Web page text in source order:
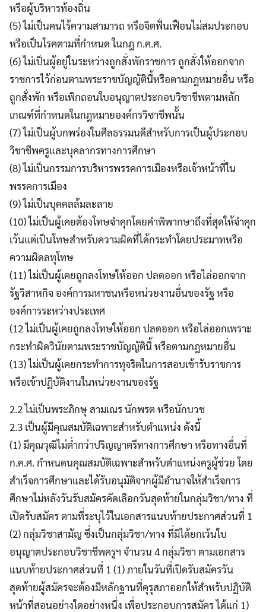
หรือผู้บริหารท้องถิ่น
(5) ไม่เป็นคนไร้ความสามารถ หรือจิตฟั่นเฟือนไม่สมประกอบ
หรือเป็นโรคตามที่กำหนด ในกฎ ก.ค.ศ.
(6) ไม่เป็นผู้อยู่ในระหว่างถูกสั่งพักราชการ ถูกสั่งให้ออกจาก
ราชการไว้ก่อนตามพระราชบัญญัตินี้หรือตามกฎหมายอื่น หรือ
ถูกสั่งพัก หรือเพิกถอนใบอนุญาตประกอบวิชาชีพตามหลัก
เกณฑ์ที่กำหนดในกฎหมายองค์กรวิซาชีพนั้น
(7) ไม่เป็นผู้บกพร่องในศีลธรรมนดีสำหรับการเป็นผู้ประกอบ
วิชาชีพครูและบุคลากรทางการศึกษา
(8) ไม่เป็นกรรมการบริหารพรรคการเมืองหรือเจ้าหน้าที่ใน
พรรคการเมือง
(9) ไม่เป็นบุคคลล้มละลาย
(10) ไม่เป็นผู้เคยต้องโทษจำคุกโดยคำพิพากษาถึงที่สุดให้จำคุก
เว้นแต่เป็นโทษสำหรับความผิดที่ได้กระทำโดยประมาทหรือ
ความผิดลทุโทษ
(11) ไม่เป็นผู้เคยถูกลงโทษให้ออก ปลดออก หรือไล่ออกจาก
รัฐวิสาหกิจ องค์การมหาชนหรือหน่วยงานอื่นของรัฐ หรือ
องค์การระหว่างประเทศ
(12 ไม่เป็นผู้เคยถูกลงโทษให้ออก ปลดออก หรือไล่ออกเพราะ
กระทำผิดวินัยตามพระราชบัญญัตินี้ หรือตามกฎหมายอื่น
(13) ไม่เป็นผู้เคยกระทำการทุจริตในการสอบเข้ารับราชการ
หรือเข้าปฏิบัติงานในหน่วยงานของรัฐ
2.2 ไม่เป็นพระภิกษุ สามเณร นักพรต หรือนักบวช
2.3 เป็นผู้มีคุณสมบัติเฉพาะสำหรับตำแหน่ง ดังนี้
(1) มีคุณวุฒิไม่ต่ำกว่าปริญญาตรีทางการศึกษา หรือทางอื่นที่
ก.ค.ศ. กำหนดนคุณสมบัติเฉพาะสำหรับตำแหน่งครูผู้ช่วย โดย
สำเร็จการศึกษาและได้รับอนุมัติจากผู้มีอำนาจให้สำเร็จการ
ศึกษาไม่หลังวันรับสมัครคัดเลือกวันสุดท้ายในกลุ่มวิชา/ทาง ที่
เปิดรับสมัคร ตามที่ระบุไว้ในเอกสารแนบท้ายประกาศส่วนที่ 1
(2) กลุ่มวิชาสามัญ ซึ่งเป็นกลุ่มวิชา/ทาง ที่มิได้ยกเว้นใบ
อนุญาตประกอบวิชาชีพครูฯ จำนวน 4 กลุ่มวิชา ตามเอกสาร
แนบท้ายประกาศส่วนที่ 1 (1) ภายในวันที่เปิดรับสมัครวัน
สุดท้ายผู้สมัครจะต้องมีหลักฐานที่คุรุสภาออกให้สำหรับปฏิบัติ
หน้าที่สอนอย่างใดอย่างหนึ่ง เพื่อประกอบการสมัคร ได้แก่ 1)